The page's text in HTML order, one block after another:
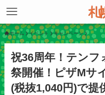
ホーム イベント キャンペーン
祝36周年！テンフ
祭開催！ピザMサ
(税抜1,040円)で提